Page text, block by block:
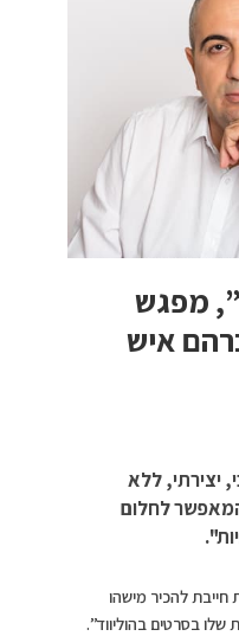
מפגש
איש
יצירתי, ללא
לחלום
להכיר מישהו
בסרטים בהוליווד”.